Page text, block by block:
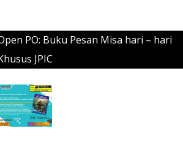
PO: Buku Pesan Misa hari – hari
JPIC